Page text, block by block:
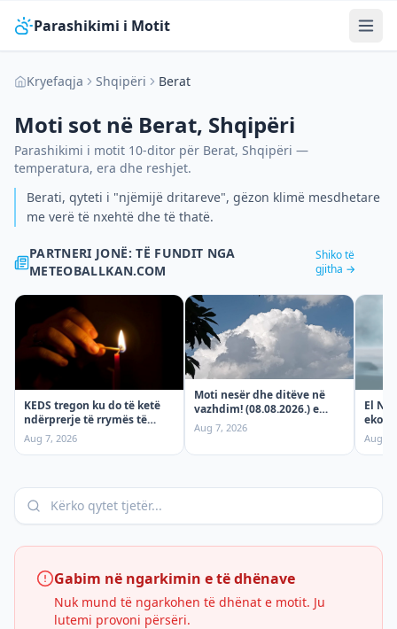
Parashikimi i Motit
Kryefaqja Shqipëri Berat
Moti sot në Berat, Shqipëri
Parashikimi i motit 10-ditor për Berat, Shqipëri —
temperatura, era dhe reshjet.
Berati, qyteti i "njëmijë dritareve", gëzon klimë mesdhetare
me verë të nxehtë dhe të thatë.
PARTNERI JONË: TË FUNDIT NGA
METEOBALLKAN.COM
Shiko të
gjitha →
KEDS tregon ku do të ketë
ndërprerje të rrymës të
shtunën, 8 Gusht!
Aug 7, 2026
Moti nesër dhe ditëve në
vazhdim! (08.08.2026.) e
shtunë
Aug 7, 2026
El
moti
Aug 7,
Gabim në ngarkimin e të dhënave
Nuk mund të ngarkohen të dhënat e motit. Ju
lutemi provoni përsëri.